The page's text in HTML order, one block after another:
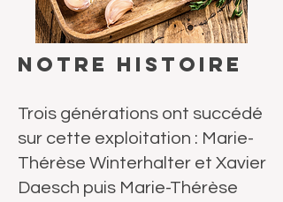
Notre histoire
Trois générations ont succédé
sur cette exploitation : Marie-
Thérèse Winterhalter et Xavier
Daesch puis Marie-Thérèse